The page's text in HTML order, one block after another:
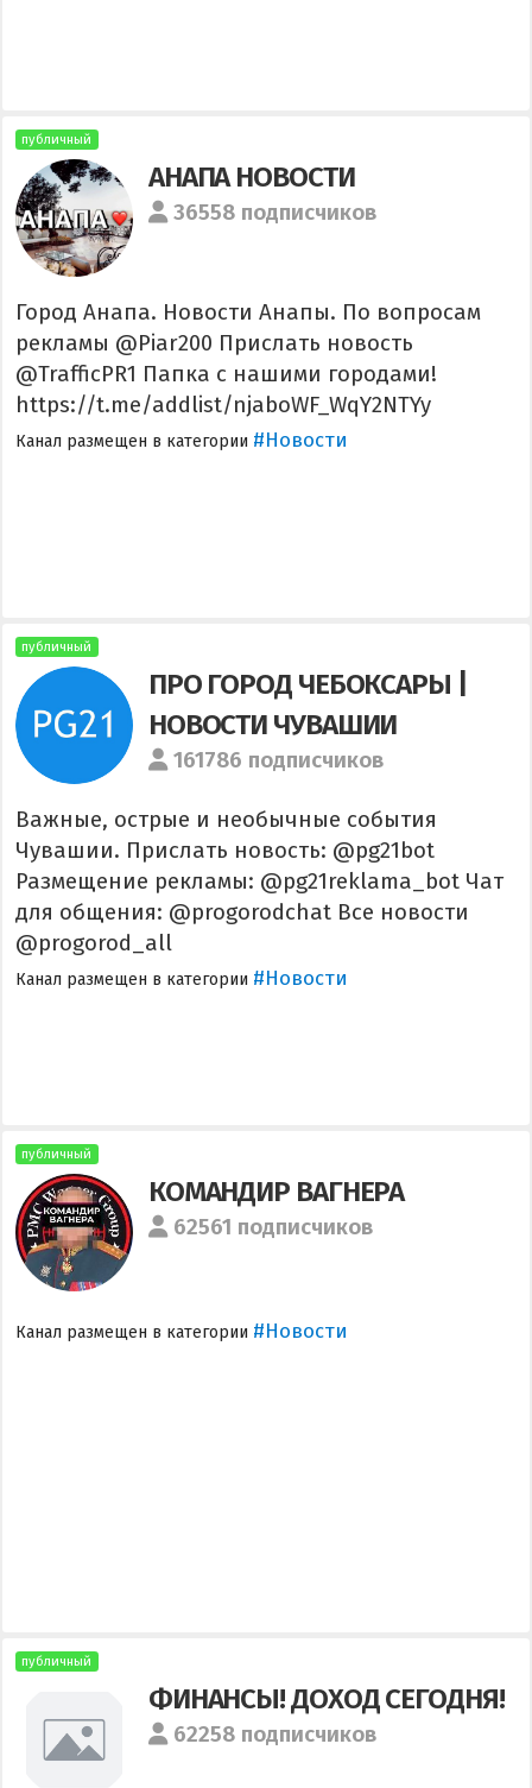
публичный
АНАПА НОВОСТИ
36558 подписчиков
Город Анапа. Новости Анапы. По вопросам
рекламы @Piar200 Прислать новость
@TrafficPR1 Папка с нашими городами!
https://t.me/addlist/njaboWF_WqY2NTYy
Канал размещен в категории #Новости
публичный
ПРО ГОРОД ЧЕБОКСАРЫ |
НОВОСТИ ЧУВАШИИ
161786 подписчиков
Важные, острые и необычные события
Чувашии. Прислать новость: @pg21bot
Размещение рекламы: @pg21reklama_bot Чат
для общения: @progorodchat Все новости
@progorod_all
Канал размещен в категории #Новости
публичный
КОМАНДИР ВАГНЕРА
62561 подписчиков
Канал размещен в категории #Новости
публичный
ФИНАНСЫ! ДОХОД СЕГОДНЯ!
62258 подписчиков